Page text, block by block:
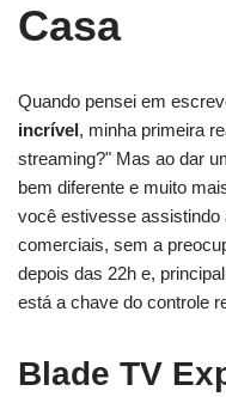
Casa
Quando pensei em
incrível, minha primeira
streaming?" Mas ao dar
bem diferente e muito
você estivesse
comerciais, sem a
depois das 22h e,
está a chave do controle
Blade TV